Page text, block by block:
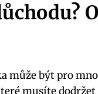
být pro
musíte